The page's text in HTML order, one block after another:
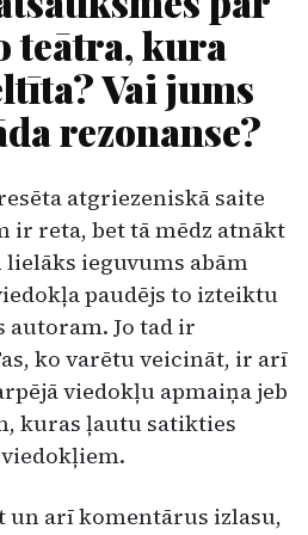
teātra, kura
Vai jums
rezonanse?
atgriezeniskā saite
ir reta, bet tā mēdz atnākt
ieguvums abām
paudējs to izteiktu
Jo tad ir
ko varētu veicināt, ir arī
viedokļu apmaiņa jeb
kuras ļautu satikties
un arī komentārus izlasu,